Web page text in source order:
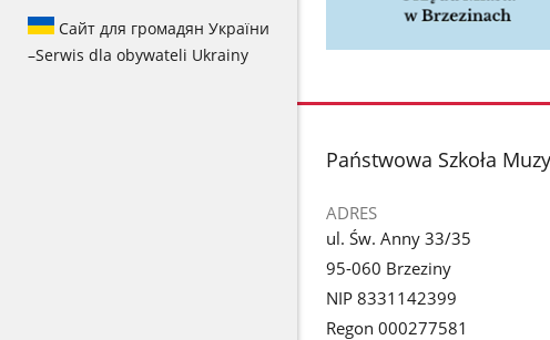
Сайт для громадян України
–Serwis dla obywateli Ukrainy
stopka
Państwowa Szkoła
ADRES
ul. Św. Anny 33/35
95-060 Brzeziny
NIP 8331142399
Regon 000277581